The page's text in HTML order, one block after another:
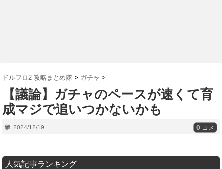
ドルフロ2 攻略まとめ隊 > ガチャ >
【議論】ガチャのペースが速くて育
成マジで追いつかないかも
2024/12/19 0 コメ
人気記事ランキング